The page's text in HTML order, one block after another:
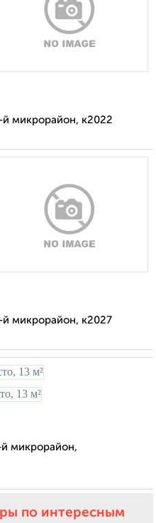
микрорайон, к2022
микрорайон, к2027
микрорайон,
по интересным